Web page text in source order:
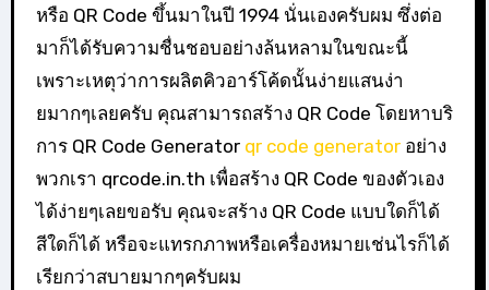
หรือ QR Code ขึ้นมาในปี 1994 นั่นเองครับผม ซึ่งต่อ
มาก็ได้รับความชื่นชอบอย่างล้นหลามในขณะนี้
เพราะเหตุว่าการผลิตคิวอาร์โค้ดนั้นง่ายแสนง่า
ยมากๆเลยครับ คุณสามารถสร้าง QR Code โดยหาบริ
การ QR Code Generator qr code generatorอย่าง
พวกเรา qrcode.in.th เพื่อสร้าง QR Code ของตัวเอง
ได้ง่ายๆเลยขอรับ คุณจะสร้าง QR Code แบบใดก็ได้
สีใดก็ได้ หรือจะแทรกภาพหรือเครื่องหมายเช่นไรก็ได้
เรียกว่าสบายมากๆครับผม